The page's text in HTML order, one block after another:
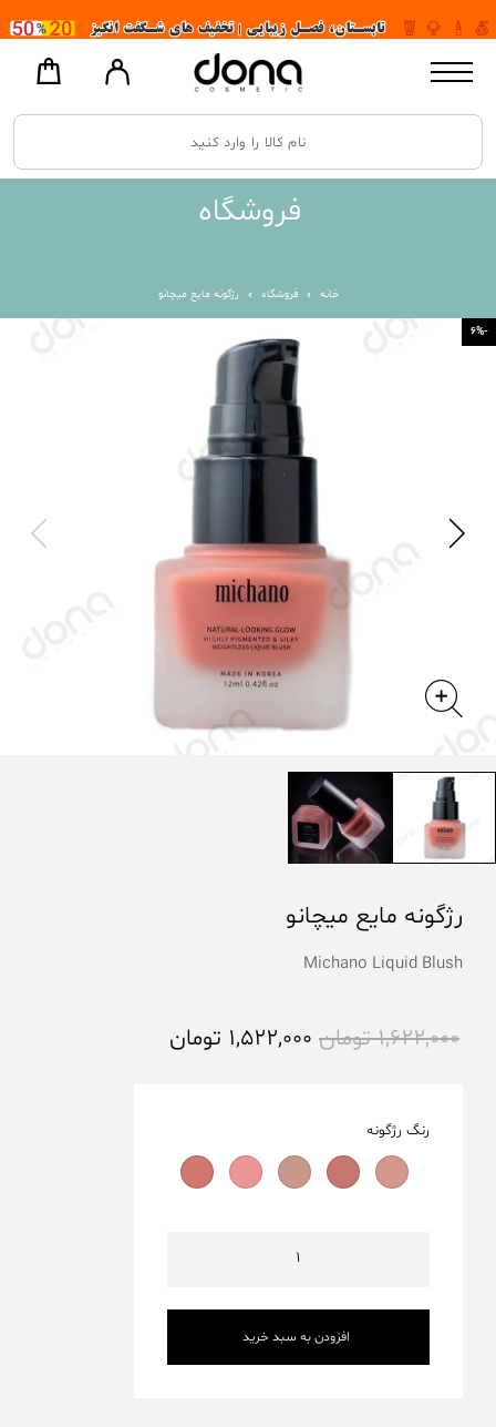
فروشگاه
خانه فروشگاه رژگونه مایع میچانو
-6%
رژگونه مایع میچانو
Michano Liquid Blush
1,622,000 تومان 1,522,000 تومان
رنگ رژگونه
افزودن به سبد خرید